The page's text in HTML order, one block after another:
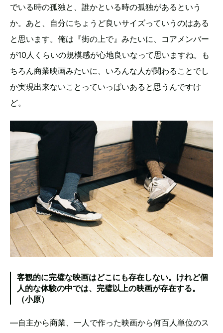
でいる時の孤独と、誰かといる時の孤独があるという
か。あと、自分にちょうど良いサイズっていうのはある
と思います。俺は『街の上で』みたいに、コアメンバー
が10人くらいの規模感が心地良いなって思いますね。も
ちろん商業映画みたいに、いろんな人が関わることでし
か実現出来ないことっていっぱいあると思うんですけ
ど。
客観的に完璧な映画はどこにも存在しない。けれど個
人的な体験の中では、完璧以上の映画が存在する。
（小原）
―自主から商業、一人で作った映画から何百人単位のス